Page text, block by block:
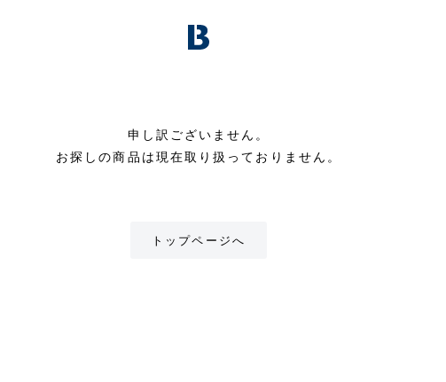
申し訳ございません。
お探しの商品は現在取り扱っておりません。
トップページへ